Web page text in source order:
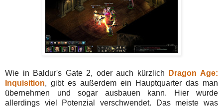
Wie in Baldur's Gate 2, oder auch kürzlich
Dragon Age:
Inquisition, gibt es außerdem ein Hauptquarter das man
übernehmen und sogar ausbauen kann. Hier wurde
allerdings viel Potenzial verschwendet. Das meiste was